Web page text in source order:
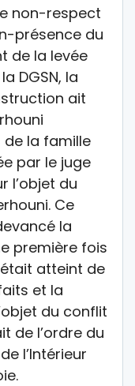
non-respect
présence du
de la levée
DGSN, la
ait
la famille
par le juge
l’objet du
Ce
la
première fois
atteint de
et la
du conflit
de l’ordre du
l’Intérieur